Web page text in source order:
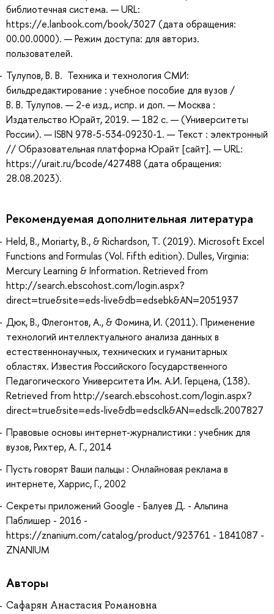
библиотечная система. — URL:
https://e.lanbook.com/book/3027 (дата обращения:
00.00.0000). — Режим доступа: для авториз.
пользователей.
Тулупов, В. В. Техника и технология СМИ:
бильдредактирование : учебное пособие для вузов /
В. В. Тулупов. — 2-е изд., испр. и доп. — Москва :
Издательство Юрайт, 2019. — 182 с. — (Университеты
России). — ISBN 978-5-534-09230-1. — Текст : электронный
// Образовательная платформа Юрайт [сайт]. — URL:
https://urait.ru/bcode/427488 (дата обращения:
28.08.2023).
Рекомендуемая дополнительная литература
Held, B., Moriarty, B., & Richardson, T. (2019). Microsoft Excel
Functions and Formulas (Vol. Fifth edition). Dulles, Virginia:
Mercury Learning & Information. Retrieved from
http://search.ebscohost.com/login.aspx?
direct=true&site=eds-live&db=edsebk&AN=2051937
Дюк, В., Флегонтов, А., & Фомина, И. (2011). Применение
технологий интеллектуального анализа данных в
естественнонаучных, технических и гуманитарных
областях. Известия Российского Государственного
Педагогического Университета Им. А.И. Герцена, (138).
Retrieved from http://search.ebscohost.com/login.aspx?
direct=true&site=eds-live&db=edsclk&AN=edsclk.2007827
Правовые основы интернет-журналистики : учебник для
вузов, Рихтер, А. Г., 2014
Пусть говорят Ваши пальцы : Онлайновая реклама в
интернете, Харрис, Г., 2002
Секреты приложений Google - Балуев Д. - Альпина
Паблишер - 2016 -
https://znanium.com/catalog/product/923761 - 1841087 -
ZNANIUM
Авторы
Сафарян Анастасия Романовна